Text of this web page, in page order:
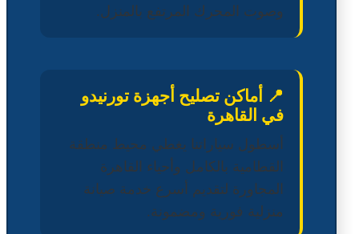
وصوت المحرك المرتفع بالمنزل.
📍 أماكن تصليح أجهزة تورنيدو
في القاهرة
أسطول سياراتنا يغطي محيط منطقة
القطامية بالكامل وأحياء القاهرة
المجاورة لتقديم أسرع خدمة صيانة
منزلية فورية ومضمونة.